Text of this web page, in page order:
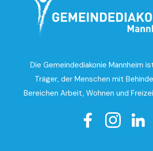
Die Gemeindediakonie Mannheim
Träger, der Menschen mit
Bereichen Arbeit, Wohnen und
